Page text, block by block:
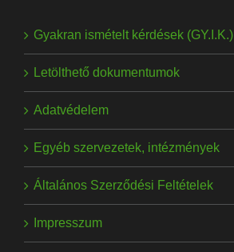
Gyakran ismételt kérdések (GY.I.K.)
Letölthető dokumentumok
Adatvédelem
Egyéb szervezetek, intézmények
Általános Szerződési Feltételek
Impresszum